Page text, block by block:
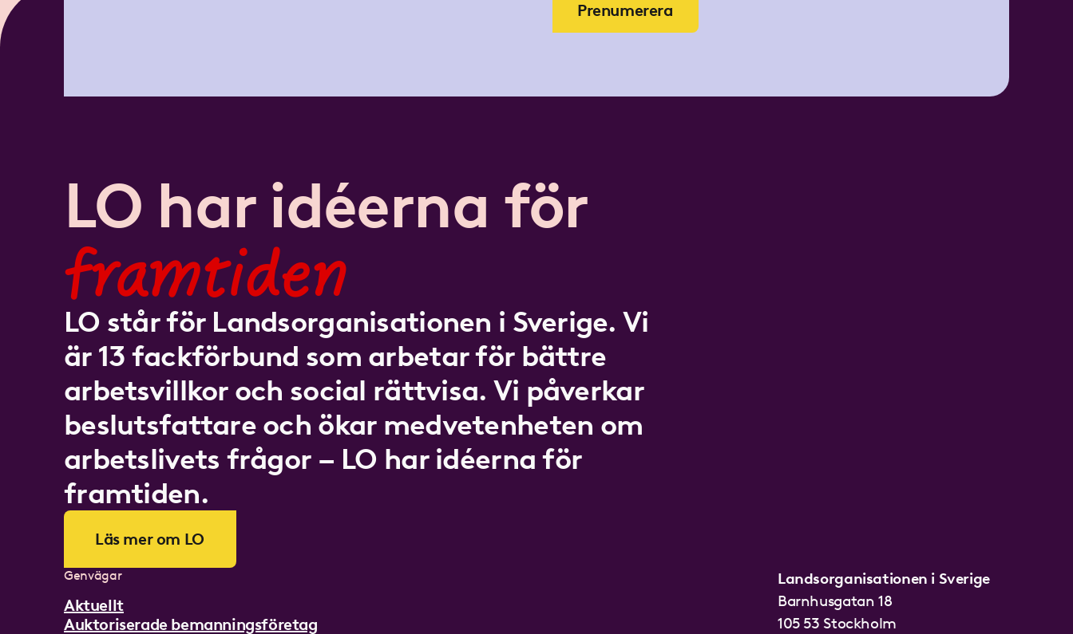
Prenumerera
LO har idéerna för
framtiden
LO står för Landsorganisationen i Sverige. Vi
är 13 fackförbund som arbetar för bättre
arbetsvillkor och social rättvisa. Vi påverkar
beslutsfattare och ökar medvetenheten om
arbetslivets frågor – LO har idéerna för
framtiden.
Läs mer om LO
Genvägar
Aktuellt
Auktoriserade bemanningsföretag
Landsorganisationen i Sverige
Barnhusgatan 18
105 53 Stockholm